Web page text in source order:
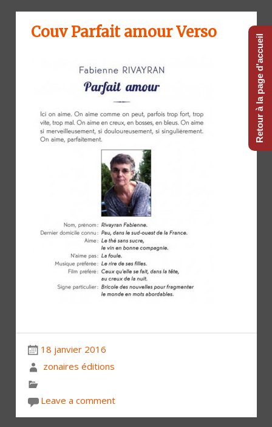
Couv Parfait amour Verso
18 janvier 2016
zonaires éditions
Leave a comment
Retour à la page d'accueil